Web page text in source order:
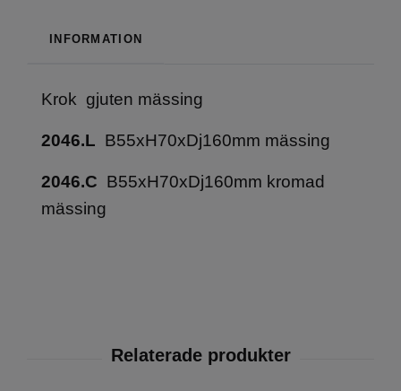
INFORMATION
Krok gjuten mässing
2046.L B55xH70xDj160mm mässing
2046.C B55xH70xDj160mm kromad
mässing